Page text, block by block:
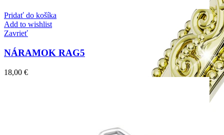
Pridať do košíka
Add to wishlist
Zavrieť
NÁRAMOK RAG5
18,00 €